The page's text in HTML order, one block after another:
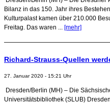
Bilanz in das 150. Jahr ihres
Kulturpalast kamen über 210.000
Freitag. Das waren ... [mehr]
Richard-Strauss-Quellen
27. Januar 2020 - 15:21 Uhr
Dresden/Berlin (MH) – Die
Universitätsbibliothek (SLUB)